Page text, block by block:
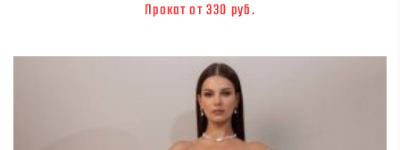
Прокат от 330 руб.